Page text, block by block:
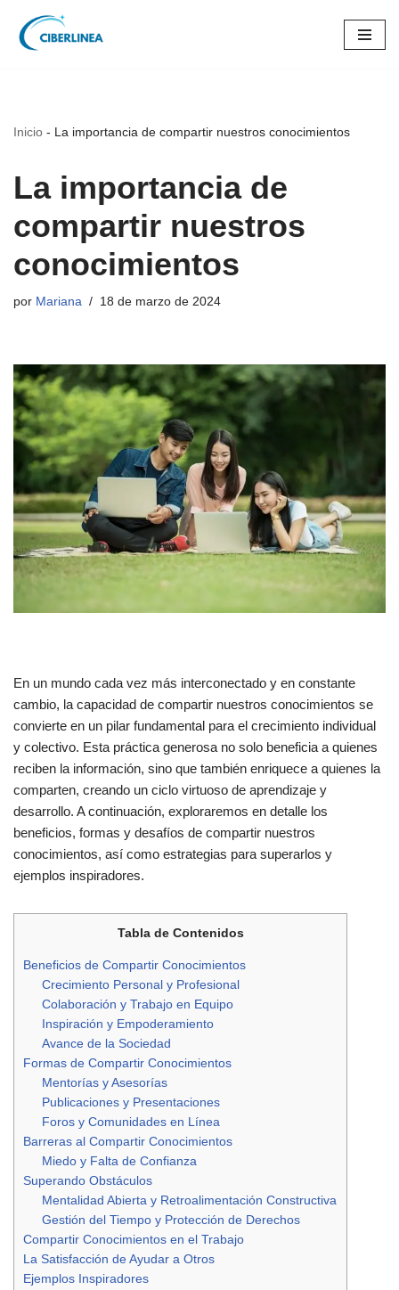
Saltar
Inicio - La importancia de compartir nuestros conocimientos
La importancia de
compartir nuestros
conocimientos
por Mariana 18 de marzo de 2024
En un mundo cada vez más interconectado y en constante
cambio, la capacidad de compartir nuestros conocimientos se
convierte en un pilar fundamental para el crecimiento individual
y colectivo. Esta práctica generosa no solo beneficia a quienes
reciben la información, sino que también enriquece a quienes la
comparten, creando un ciclo virtuoso de aprendizaje y
desarrollo. A continuación, exploraremos en detalle los
beneficios, formas y desafíos de compartir nuestros
conocimientos, así como estrategias para superarlos y
ejemplos inspiradores.
Tabla de Contenidos
Beneficios de Compartir Conocimientos
Crecimiento Personal y Profesional
Colaboración y Trabajo en Equipo
Inspiración y Empoderamiento
Avance de la Sociedad
Formas de Compartir Conocimientos
Mentorías y Asesorías
Publicaciones y Presentaciones
Foros y Comunidades en Línea
Barreras al Compartir Conocimientos
Miedo y Falta de Confianza
Superando Obstáculos
Mentalidad Abierta y Retroalimentación Constructiva
Gestión del Tiempo y Protección de Derechos
Compartir Conocimientos en el Trabajo
La Satisfacción de Ayudar a Otros
Ejemplos Inspiradores